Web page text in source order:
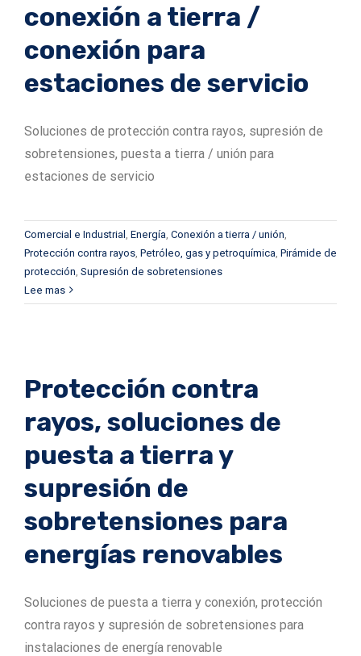
conexión a tierra /
conexión para
estaciones de servicio
Soluciones de protección contra rayos, supresión de
sobretensiones, puesta a tierra / unión para
estaciones de servicio
Comercial e Industrial Energía Conexión a tierra / unión
Protección contra rayos Petróleo, gas y petroquímica Pirámide de
protección Supresión de sobretensiones
Lee mas
Protección contra
rayos, soluciones de
puesta a tierra y
supresión de
sobretensiones para
energías renovables
Soluciones de puesta a tierra y conexión, protección
contra rayos y supresión de sobretensiones para
instalaciones de energía renovable